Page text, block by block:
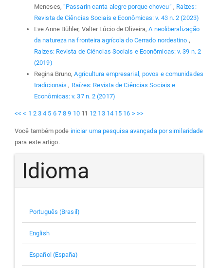
Meneses, “Passarin canta alegre porque choveu” , Raízes:
Revista de Ciências Sociais e Econômicas: v. 43 n. 2 (2023)
Eve Anne Bühler, Valter Lúcio de Oliveira,A neoliberalização
da natureza na fronteira agrícola do Cerrado nordestino ,
Raízes: Revista de Ciências Sociais e Econômicas: v. 39 n. 2
(2019)
Regina Bruno,Agricultura empresarial, povos e comunidades
tradicionais, Raízes: Revista de Ciências Sociais e
Econômicas: v. 37 n. 2 (2017)
<< < 1 2 3 4 5 6 7 8 9 10 11 12 13 14 15 16 > >>
Você também pode iniciar uma pesquisa avançada por similaridade
para este artigo.
Idioma
Português (Brasil)
English
Español (España)